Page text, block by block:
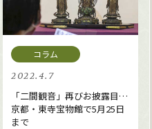
2022.4.7
「二間観音」再びお披露目…
京都・東寺宝物館で5月25日
まで